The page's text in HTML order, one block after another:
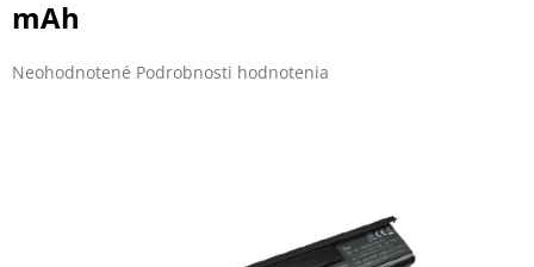
mAh
Priemerné
Neohodnotené Podrobnosti hodnotenia